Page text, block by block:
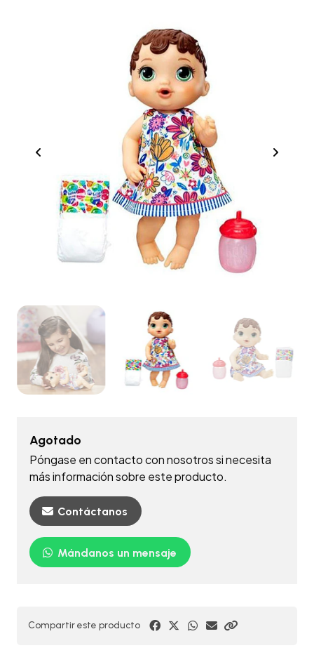
Agotado
Póngase en contacto con nosotros si necesita
más información sobre este producto.
Contáctanos
Mándanos un mensaje
Compartir este producto